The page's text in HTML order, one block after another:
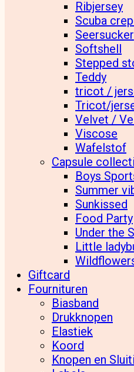
Ribjersey
Scuba
Seersucker
Softshell
Stepped
Teddy
tricot /
Tricot/
Velvet /
Viscose
Wafelstof
Capsule
Boys
Summer
Sunkissed
Food Party
Under the
Little
Giftcard
Fournituren
Biasband
Drukknopen
Elastiek
Koord
Knopen en